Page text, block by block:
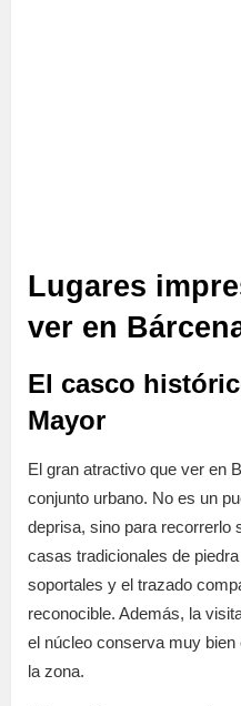
Lugares
ver en
El casco
Mayor
El gran atractivo que ver en
conjunto urbano. No es un
deprisa, sino para recorrerlo
casas tradicionales de
soportales y el trazado
reconocible. Además, la
el núcleo conserva muy
la zona.